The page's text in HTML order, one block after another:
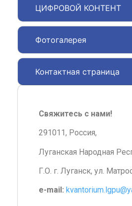
ЦИФРОВОЙ КОНТЕНТ
Фотогалерея
Контактная страница
Свяжитесь с нами!
291011, Россия,
Луганская Народная
Г.О. г. Луганск, ул.
e-mail: